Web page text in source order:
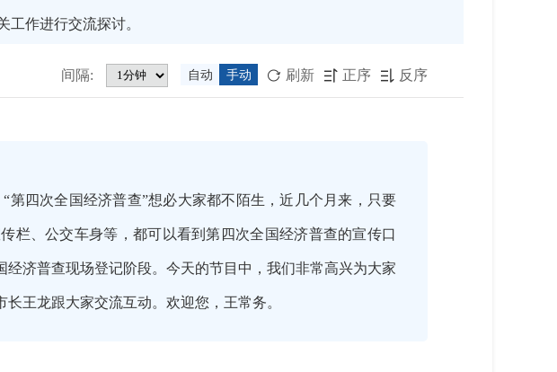
工作进行交流探讨。
间隔: 自动 手动  刷新  正序  反序
四次全国经济普查”想必大家都不陌生，近几个月来，只要
栏、公交车身等，都可以看到第四次全国经济普查的宣传口
济普查现场登记阶段。今天的节目中，我们非常高兴为大家
王龙跟大家交流互动。欢迎您，王常务。